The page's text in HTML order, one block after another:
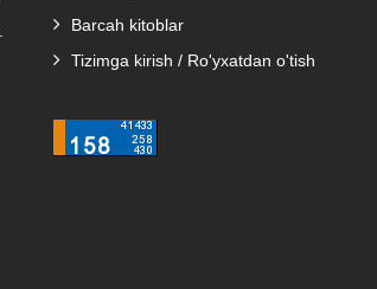
Barcah kitoblar
Tizimga kirish / Ro'yxatdan o'tish